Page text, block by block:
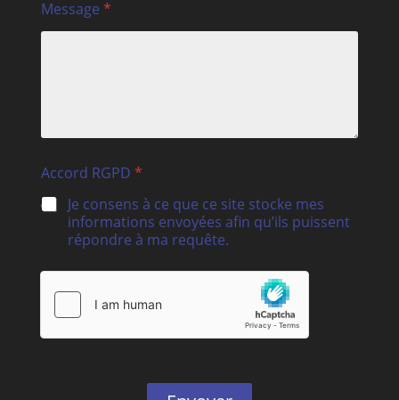
Message *
Accord RGPD *
Je consens à ce que ce site stocke mes
informations envoyées afin qu’ils puissent
répondre à ma requête.